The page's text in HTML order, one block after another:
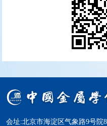
会址:北京市海淀区气象路9号院